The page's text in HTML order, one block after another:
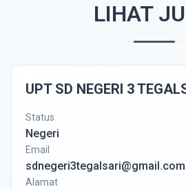
LIHAT
UPT SD NEGERI 3
Status
Negeri
Email
sdnegeri3tegalsari@gmail.com
Alamat